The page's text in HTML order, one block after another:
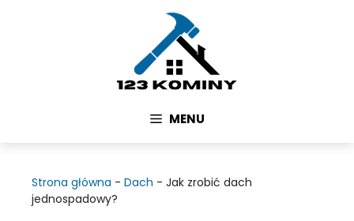
MENU
Strona główna - Dach - Jak zrobić dach
jednospadowy?